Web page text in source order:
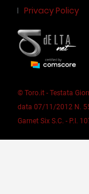
Privacy Policy
© Toro.it - Testata
data 07/11/2012 N.
Garnet Six S.C. - P.I.